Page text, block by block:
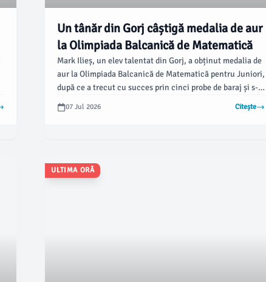
Un tânăr din Gorj câștigă medalia de aur
la Olimpiada Balcanică de Matematică
Mark Ilieș, un elev talentat din Gorj, a obținut medalia de
aur la Olimpiada Balcanică de Matematică pentru Juniori,
după ce a trecut cu succes prin cinci probe de baraj și s-a
calificat în lotul României. Această competiție
internațională importantă subliniază abilitățile
07 Jul 2026 Citește
ULTIMA ORĂ